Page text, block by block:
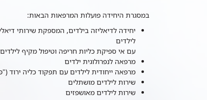
במסגרת היחידה פועלות המרפאות הבאות:
יחידה לדיאליזה בילדים, המספקת שירותי
לילדים
עם אי ספיקת כליות חריפה וטיפול מקיף
מרפאה לנפרולוגית ילדים
מרפאה ייחודית לילדים עם תפקוד כליה ירוד
שירות לילדים מושתלים
שירות לילדים מאושפזים